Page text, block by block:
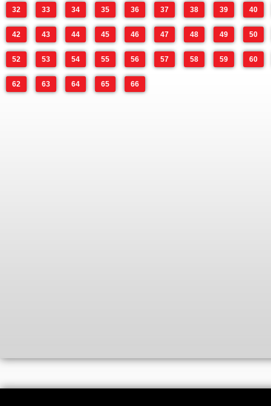
32 33 34 35 36 37 38 39 40
42 43 44 45 46 47 48 49 50
52 53 54 55 56 57 58 59 60
62 63 64 65 66